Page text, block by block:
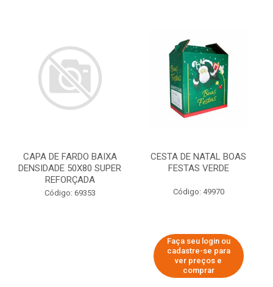
CAPA DE FARDO BAIXA
DENSIDADE 50X80 SUPER
REFORÇADA
Código: 69353
CESTA DE NATAL BOAS
FESTAS VERDE
Código: 49970
Faça seu login ou
cadastre-se para
ver preços e
comprar